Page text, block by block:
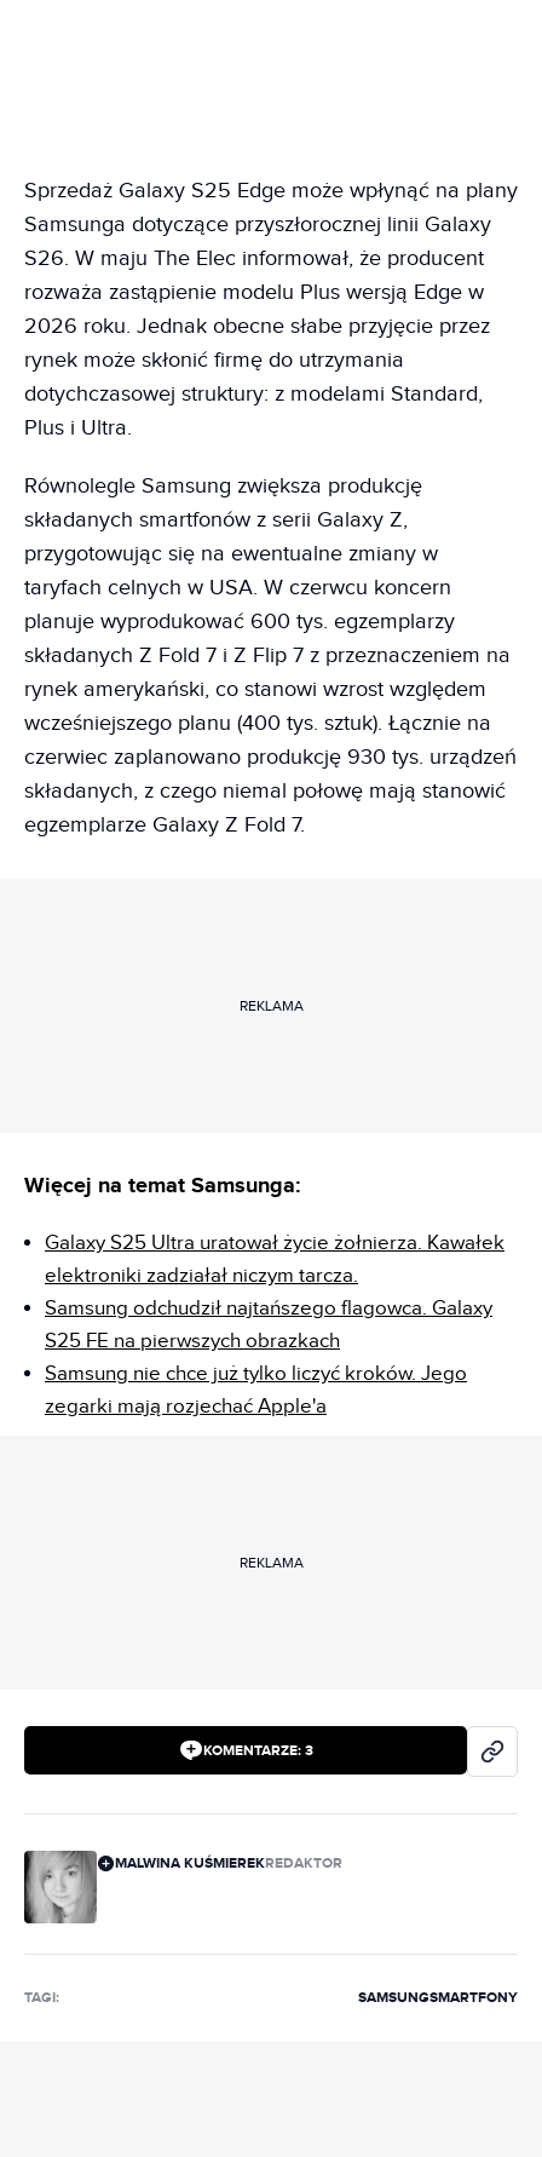
Sprzedaż Galaxy S25 Edge może wpłynąć na plany
Samsunga dotyczące przyszłorocznej linii Galaxy
S26. W maju The Elec informował, że producent
rozważa zastąpienie modelu Plus wersją Edge w
2026 roku. Jednak obecne słabe przyjęcie przez
rynek może skłonić firmę do utrzymania
dotychczasowej struktury: z modelami Standard,
Plus i Ultra.
Równolegle Samsung zwiększa produkcję
składanych smartfonów z serii Galaxy Z,
przygotowując się na ewentualne zmiany w
taryfach celnych w USA. W czerwcu koncern
planuje wyprodukować 600 tys. egzemplarzy
składanych Z Fold 7 i Z Flip 7 z przeznaczeniem na
rynek amerykański, co stanowi wzrost względem
wcześniejszego planu (400 tys. sztuk). Łącznie na
czerwiec zaplanowano produkcję 930 tys. urządzeń
składanych, z czego niemal połowę mają stanowić
egzemplarze Galaxy Z Fold 7.
REKLAMA
Więcej na temat Samsunga:
Galaxy S25 Ultra uratował życie żołnierza. Kawałek
elektroniki zadziałał niczym tarcza.
Samsung odchudził najtańszego flagowca. Galaxy
S25 FE na pierwszych obrazkach
Samsung nie chce już tylko liczyć kroków. Jego
zegarki mają rozjechać Apple'a
REKLAMA
KOMENTARZE: 3
MALWINA KUŚMIEREKREDAKTOR
TAGI: SAMSUNGSMARTFONY